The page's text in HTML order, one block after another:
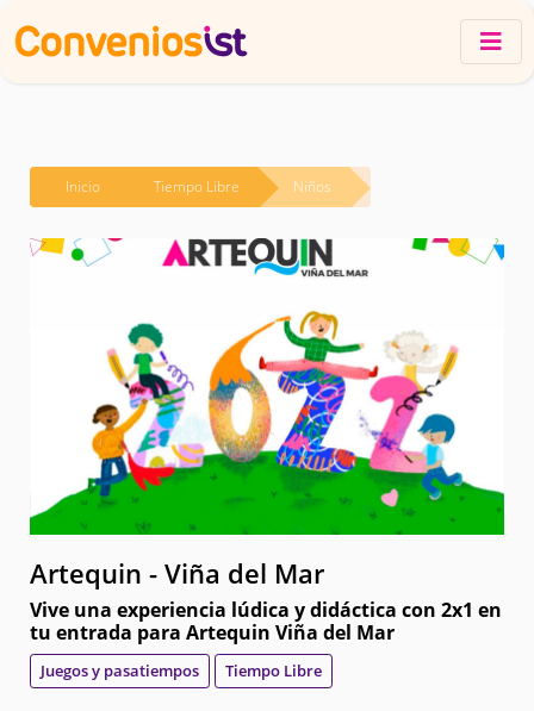
Inicio Tiempo Libre Niños
Artequin - Viña del Mar
Vive una experiencia lúdica y didáctica con 2x1 en
tu entrada para Artequin Viña del Mar
Juegos y pasatiempos Tiempo Libre